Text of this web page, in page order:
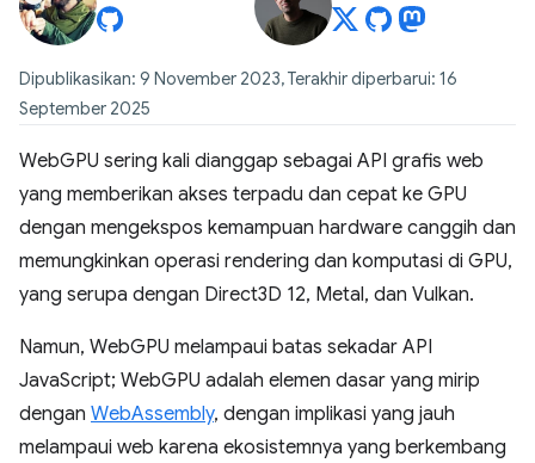
Dipublikasikan: 9 November 2023, Terakhir diperbarui: 16
September 2025
WebGPU sering kali dianggap sebagai API grafis web
yang memberikan akses terpadu dan cepat ke GPU
dengan mengekspos kemampuan hardware canggih dan
memungkinkan operasi rendering dan komputasi di GPU,
yang serupa dengan Direct3D 12, Metal, dan Vulkan.
Namun, WebGPU melampaui batas sekadar API
JavaScript; WebGPU adalah elemen dasar yang mirip
dengan WebAssembly, dengan implikasi yang jauh
melampaui web karena ekosistemnya yang berkembang